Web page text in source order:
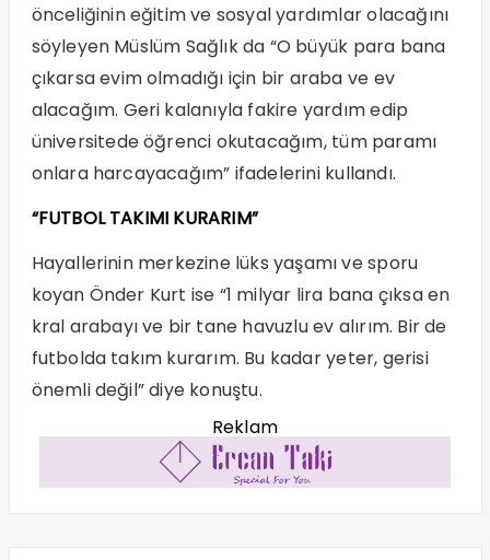
önceliğinin eğitim ve sosyal yardımlar olacağını
söyleyen Müslüm Sağlık da “O büyük para bana
çıkarsa evim olmadığı için bir araba ve ev
alacağım. Geri kalanıyla fakire yardım edip
üniversitede öğrenci okutacağım, tüm paramı
onlara harcayacağım” ifadelerini kullandı.
“FUTBOL TAKIMI KURARIM”
Hayallerinin merkezine lüks yaşamı ve sporu
koyan Önder Kurt ise “1 milyar lira bana çıksa en
kral arabayı ve bir tane havuzlu ev alırım. Bir de
futbolda takım kurarım. Bu kadar yeter, gerisi
önemli değil” diye konuştu.
Reklam